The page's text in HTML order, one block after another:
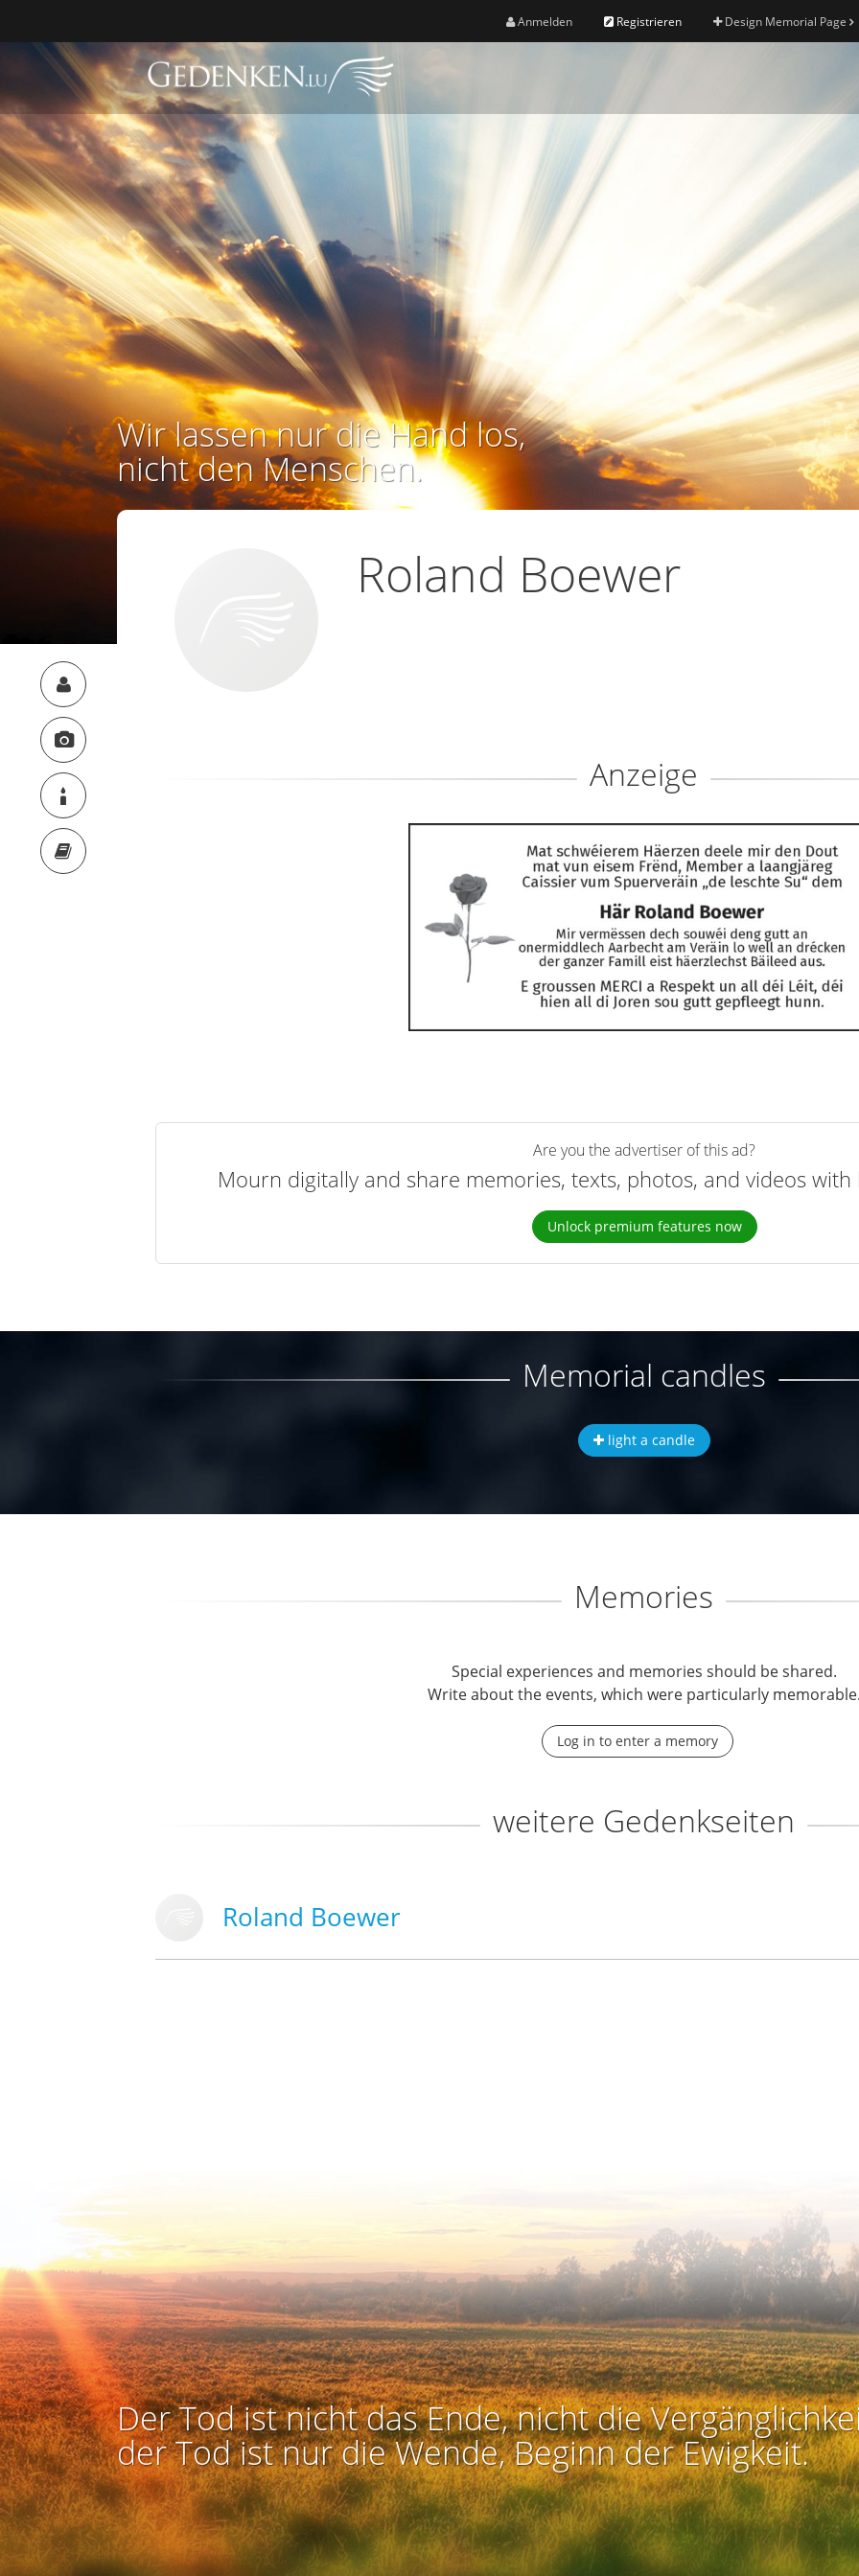
Anmelden Registrieren Design Memorial Page
Wir lassen nur die Hand los,
nicht den Menschen.
Roland Boewer
Anzeige
Are you the advertiser of this ad?
Mourn digitally and share memories, texts, photos, and videos
Unlock premium features now
Memorial candles
light a candle
Memories
Special experiences and memories should be shared.
Write about the events, which were particularly
Log in to enter a memory
weitere Gedenkseiten
Roland Boewer
Der Tod ist nicht das Ende, nicht die
der Tod ist nur die Wende, Beginn der Ewigkeit.